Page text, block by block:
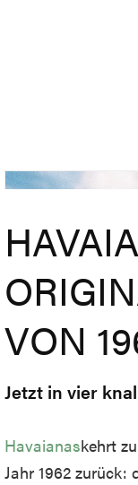
VON
Jetzt in vier
Havaianaskehrt
Jahr 1962 zurück: